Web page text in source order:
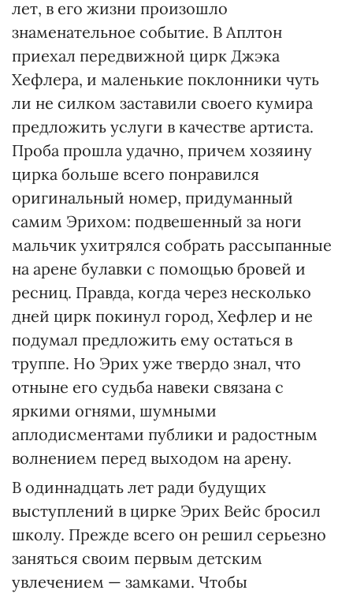
лет, в его жизни произошло
знаменательное событие. В Аплтон
приехал передвижной цирк Джэка
Хефлера, и маленькие поклонники чуть
ли не силком заставили своего кумира
предложить услуги в качестве артиста.
Проба прошла удачно, причем хозяину
цирка больше всего понравился
оригинальный номер, придуманный
самим Эрихом: подвешенный за ноги
мальчик ухитрялся собрать рассыпанные
на арене булавки с помощью бровей и
ресниц. Правда, когда через несколько
дней цирк покинул город, Хефлер и не
подумал предложить ему остаться в
труппе. Но Эрих уже твердо знал, что
отныне его судьба навеки связана с
яркими огнями, шумными
аплодисментами публики и радостным
волнением перед выходом на арену.
В одиннадцать лет ради будущих
выступлений в цирке Эрих Вейс бросил
школу. Прежде всего он решил серьезно
заняться своим первым детским
увлечением — замками. Чтобы